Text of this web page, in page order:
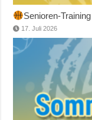
Senioren-
17. Juli 2026